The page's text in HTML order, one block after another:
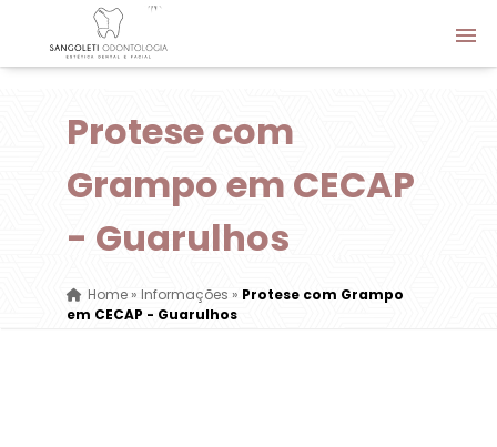
Protese com
Grampo em CECAP
- Guarulhos
Home» Informações » Protese com Grampo
em CECAP - Guarulhos